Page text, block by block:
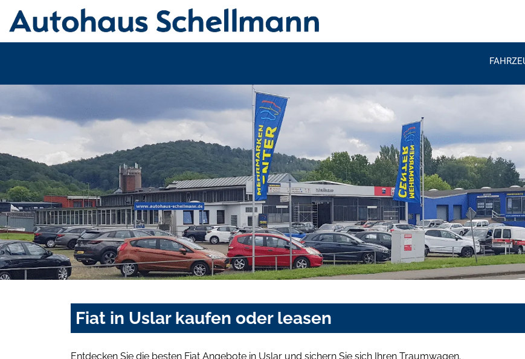
Fiat in Uslar kaufen oder leasen
Entdecken Sie die besten Fiat Angebote in Uslar und sichern Sie sich Ihren Traumwagen.